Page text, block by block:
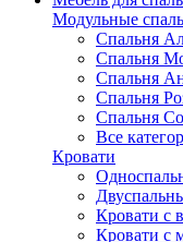
Модульные
Спальня
Спальня
Спальня
Спальня
Спальня
Все
Кровати
Кровати с
Кровати с